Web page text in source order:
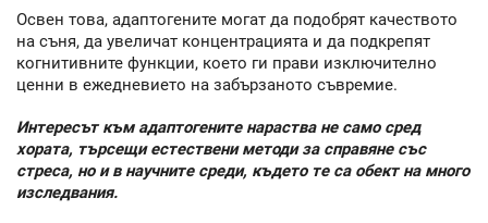
Освен това, адаптогените могат да подобрят качеството
на съня, да увеличат концентрацията и да подкрепят
когнитивните функции, което ги прави изключително
ценни в ежедневието на забързаното съвремие.
Интересът към адаптогените нараства не само сред
хората, търсещи естествени методи за справяне със
стреса, но и в научните среди, където те са обект на много
изследвания.